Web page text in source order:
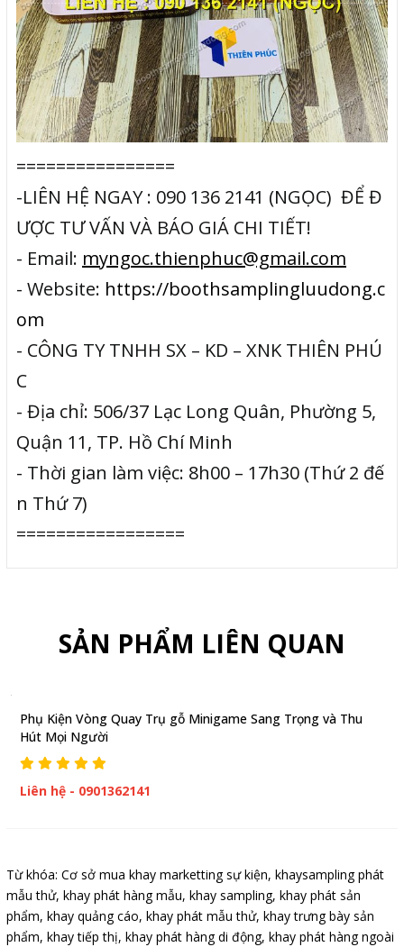
================
-LIÊN HỆ NGAY : 090 136 2141 (NGỌC) ĐỂ Đ
ƯỢC TƯ VẤN VÀ BÁO GIÁ CHI TIẾT!
- Email: myngoc.thienphuc@gmail.com
- Website: https://boothsamplingluudong.c
om
- CÔNG TY TNHH SX – KD – XNK THIÊN PHÚ
C
- Địa chỉ: 506/37 Lạc Long Quân, Phường 5,
Quận 11, TP. Hồ Chí Minh
- Thời gian làm việc: 8h00 – 17h30 (Thứ 2 đế
n Thứ 7)
=================
SẢN PHẨM LIÊN QUAN
Phụ Kiện Vòng Quay Trụ gỗ Minigame Sang Trọng và Thu
Hút Mọi Người
Liên hệ - 0901362141
Từ khóa: Cơ sở mua khay marketting sự kiện, khaysampling phát
mẫu thử, khay phát hàng mẫu, khay sampling, khay phát sản
phẩm, khay quảng cáo, khay phát mẫu thử, khay trưng bày sản
phẩm, khay tiếp thị, khay phát hàng di động, khay phát hàng ngoài